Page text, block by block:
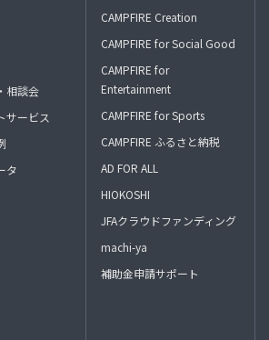
相談会
サービス
タ
CAMPFIRE Creation
CAMPFIRE for Social Good
CAMPFIRE for
Entertainment
CAMPFIRE for Sports
CAMPFIRE ふるさと納税
AD FOR ALL
HIOKOSHI
JFAクラウドファンディング
machi-ya
補助金申請サポート